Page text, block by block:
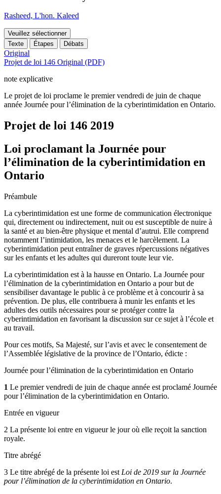
Rasheed, L'hon. Kaleed
Veuillez sélectionner
Texte
Étapes Débats
Original
Projet de loi 146 Original (PDF)
note explicative
Le projet de loi proclame le premier vendredi de juin de chaque
année Journée pour l’élimination de la cyberintimidation en Ontario.
Projet de loi 146 2019
Loi proclamant la Journée pour
l’élimination de la cyberintimidation en
Ontario
Préambule
La cyberintimidation est une forme de communication électronique
qui, directement ou indirectement, nuit ou est susceptible de nuire à
la santé et au bien-être physique et mental d’autrui. Elle comprend
notamment l’intimidation, les menaces et le harcèlement. La
cyberintimidation peut entraîner de graves répercussions négatives
sur les enfants et les adultes qui dureront toute leur vie.
La cyberintimidation est à la hausse en Ontario. La Journée pour
l’élimination de la cyberintimidation en Ontario a pour but de
sensibiliser davantage le public à ce problème et à concourir à sa
prévention. De plus, elle contribuera à munir les enfants et les
adultes des outils nécessaires pour se protéger contre la
cyberintimidation en favorisant la discussion sur ce sujet à l’école et
au travail.
Pour ces motifs, Sa Majesté, sur l’avis et avec le consentement de
l’Assemblée législative de la province de l’Ontario, édicte :
Journée pour l’élimination de la cyberintimidation en Ontario
1 Le premier vendredi de juin de chaque année est proclamé Journée
pour l’élimination de la cyberintimidation en Ontario.
Entrée en vigueur
2 La présente loi entre en vigueur le jour où elle reçoit la sanction
royale.
Titre abrégé
3 Le titre abrégé de la présente loi est Loi de 2019 sur la Journée
pour l’élimination de la cyberintimidation en Ontario.